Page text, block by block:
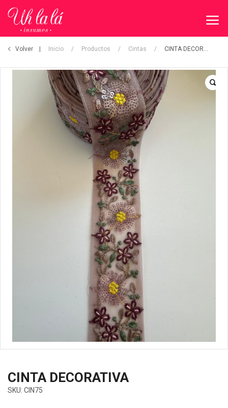
Volver Inicio / Productos / Cintas / CINTA DECORATIVA
CINTA DECORATIVA
SKU: CIN75